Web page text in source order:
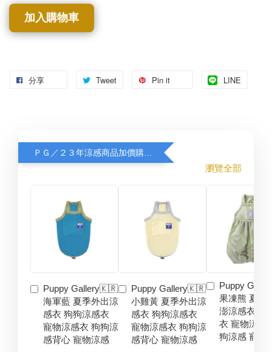
加入購物車
分享 Tweet Pin it LINE
瀏覽全部
Puppy Gallery🇰🇷
海軍藍 夏季外出涼
感衣 狗狗涼感衣
寵物涼感衣 狗狗涼
感背心 寵物涼感
Puppy Gallery🇰🇷
小雞黃 夏季外出涼
感衣 狗狗涼感衣
寵物涼感衣 狗狗涼
感背心 寵物涼感
Puppy
果凍熊 夏季
澎涼感衣 狗
衣 寵物涼感
狗涼感 寵物